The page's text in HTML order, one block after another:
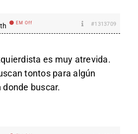
EM Off #1313709
es muy atrevida.
tontos para algún
buscar.